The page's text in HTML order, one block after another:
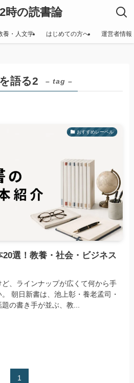
時の読書論
養・人文学 はじめての方へ 運営者情報
語る2 – tag –
おすすめレーベル
選！教養・社会・ビジネス
、ラインナップが広くて何から手
朝日新書は、池上彰・養老孟司・
の書き手が並ぶ、教...
1